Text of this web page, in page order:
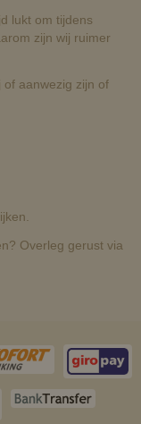
lukt om tijdens
zijn wij ruimer
aanwezig zijn of
Overleg gerust via